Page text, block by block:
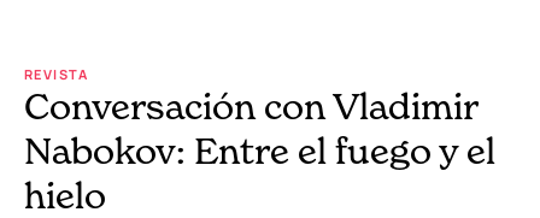
REVISTA
Conversación con Vladimir
Nabokov: Entre el fuego y el
hielo